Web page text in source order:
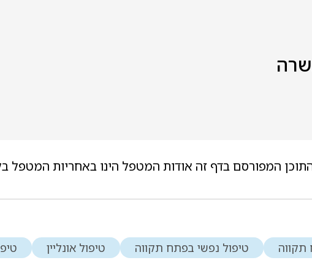
המפורסם בדף זה אודות המטפל הינו באחריות המטפל
טיפול נפשי בפתח תקווה טיפול אונליין